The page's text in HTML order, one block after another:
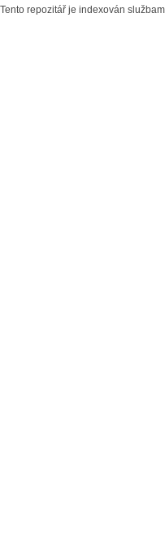
Tento repozitář je indexován